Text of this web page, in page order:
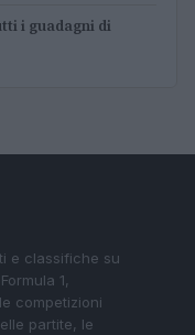
i guadagni di
e classifiche su
1,
competizioni
partite, le